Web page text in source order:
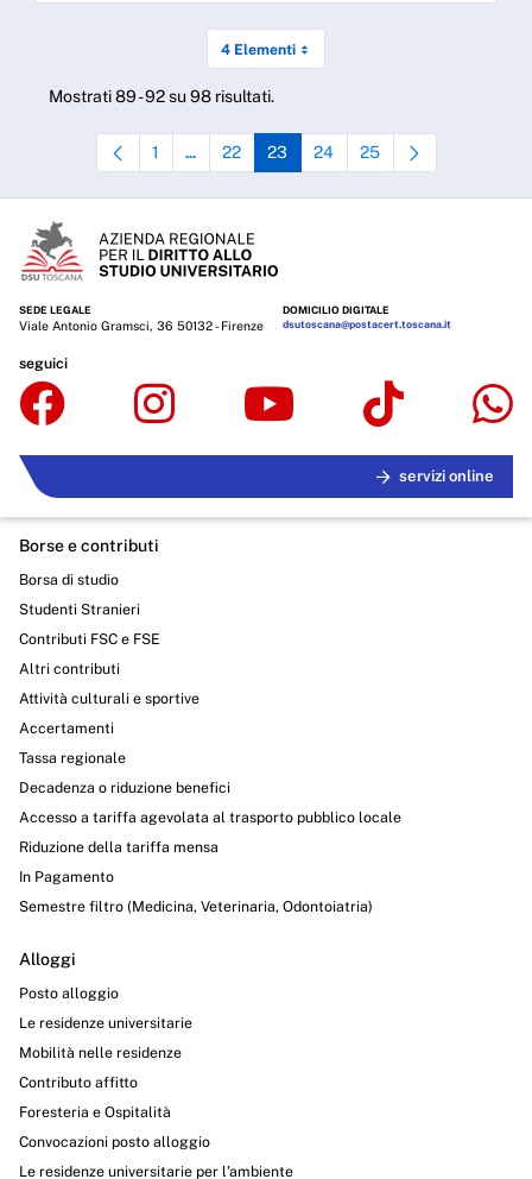
4 Elementi
Mostrati 89 - 92 su 98 risultati.
Pagina
1 ...Pagine intermedie Use TAB to navigate.
Pagina
22 Pagina
23 Pagina
24 Pagina
25
SEDE LEGALE
Viale Antonio Gramsci, 36 50132 - Firenze
DOMICILIO DIGITALE
dsutoscana@postacert.toscana.it
seguici
servizi online
Borse e contributi
Borsa di studio
Studenti Stranieri
Contributi FSC e FSE
Altri contributi
Attività culturali e sportive
Accertamenti
Tassa regionale
Decadenza o riduzione benefici
Accesso a tariffa agevolata al trasporto pubblico locale
Riduzione della tariffa mensa
In Pagamento
Semestre filtro (Medicina, Veterinaria, Odontoiatria)
Alloggi
Posto alloggio
Le residenze universitarie
Mobilità nelle residenze
Contributo affitto
Foresteria e Ospitalità
Convocazioni posto alloggio
Le residenze universitarie per l’ambiente